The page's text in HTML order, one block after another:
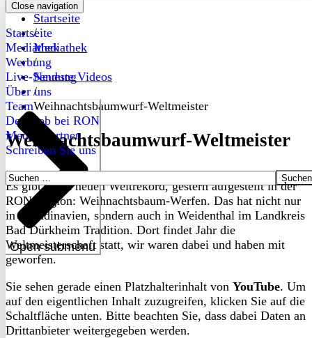
Close navigation
Startseite
Mediathek
Werbung
Live-Sendung
Über uns
Open submenu
Team
Dein Job bei RON
Medienpartner
Schreiben Sie uns
Suchen
nach:
Startseite
/
Mediathek
/
Neueste Videos
/
Weihnachtsbaumwurf-Weltmeister
Weihnachtsbaumwurf-Weltmeister
Es gibt einen neuen Weltrekord, gestern aufgestellt in der
RON-Region: Weihnachtsbaum-Werfen. Das hat nicht nur
in Skandinavien, sondern auch in Weidenthal im Landkreis
Bad Dürkheim Tradition. Dort findet Jahr die
Weltmeisterschaft statt, wir waren dabei und haben mit
geworfen.
Sie sehen gerade einen Platzhalterinhalt von YouTube. Um
auf den eigentlichen Inhalt zuzugreifen, klicken Sie auf die
Schaltfläche unten. Bitte beachten Sie, dass dabei Daten an
Drittanbieter weitergegeben werden.